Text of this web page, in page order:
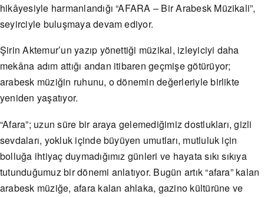
hikâyesiyle harmanlandığı “AFARA – Bir Arabesk Müzikali”,
seyirciyle buluşmaya devam ediyor.
Şirin Aktemur’un yazıp yönettiği müzikal, izleyiciyi daha
mekâna adım attığı andan itibaren geçmişe götürüyor;
arabesk müziğin ruhunu, o dönemin değerleriyle birlikte
yeniden yaşatıyor.
“Afara”; uzun süre bir araya gelemediğimiz dostlukları, gizli
sevdaları, yokluk içinde büyüyen umutları, mutluluk için
bolluğa ihtiyaç duymadığımız günleri ve hayata sıkı sıkıya
tutunduğumuz bir dönemi anlatıyor. Bugün artık “afara” kalan
arabesk müziğe, afara kalan ahlaka, gazino kültürüne ve